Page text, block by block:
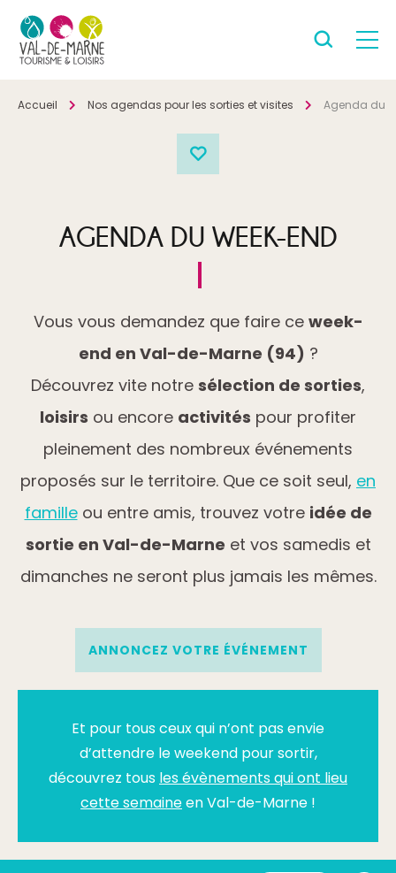
Accueil Nos agendas pour les sorties et visites Agenda du
AGENDA DU WEEK-END
Vous vous demandez que faire ce week-
end en Val-de-Marne (94) ?
Découvrez vite notre sélection de sorties,
loisirs ou encore activités pour profiter
pleinement des nombreux événements
proposés sur le territoire. Que ce soit seul, en
familleou entre amis, trouvez votre idée de
sortie en Val-de-Marne et vos samedis et
dimanches ne seront plus jamais les mêmes.
ANNONCEZ VOTRE ÉVÉNEMENT
Et pour tous ceux qui n’ont pas envie
d’attendre le weekend pour sortir,
découvrez tous les évènements qui ont lieu
cette semaineen Val-de-Marne !